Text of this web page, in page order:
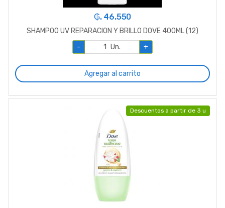
₲. 46.550
SHAMPOO UV REPARACION Y BRILLO DOVE 400ML (12)
-
Un. +
Agregar al carrito
Descuentos a partir de 3 u